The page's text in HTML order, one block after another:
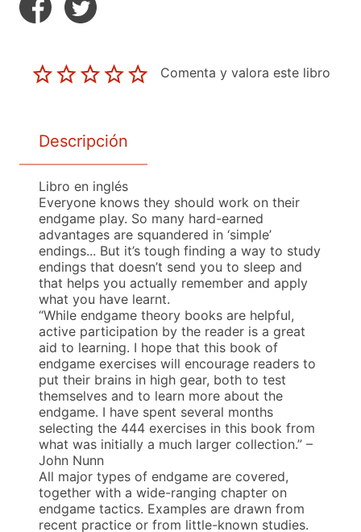
Comenta y valora este libro
Descripción
Libro en inglés
Everyone knows they should work on their
endgame play. So many hard-earned
advantages are squandered in ‘simple’
endings... But it’s tough finding a way to study
endings that doesn’t send you to sleep and
that helps you actually remember and apply
what you have learnt.
“While endgame theory books are helpful,
active participation by the reader is a great
aid to learning. I hope that this book of
endgame exercises will encourage readers to
put their brains in high gear, both to test
themselves and to learn more about the
endgame. I have spent several months
selecting the 444 exercises in this book from
what was initially a much larger collection.” –
John Nunn
All major types of endgame are covered,
together with a wide-ranging chapter on
endgame tactics. Examples are drawn from
recent practice or from little-known studies.